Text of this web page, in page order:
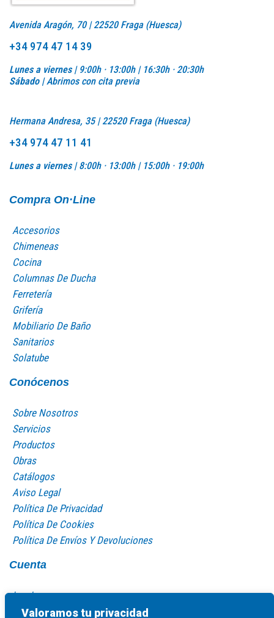
Valoramos tu privacidad
Avenida Aragón, 70 | 22520 Fraga (Huesca)
+34 974 47 14 39
Lunes a viernes | 9:00h · 13:00h | 16:30h · 20:30h
Sábado |Abrimos con cita previa
Hermana Andresa, 35 | 22520 Fraga (Huesca)
+34 974 47 11 41
Lunes a viernes |8:00h · 13:00h | 15:00h · 19:00h
Compra On·Line
Accesorios
Chimeneas
Cocina
Columnas De Ducha
Ferretería
Grifería
Mobiliario De Baño
Sanitarios
Solatube
Conócenos
Sobre Nosotros
Servicios
Productos
Obras
Catálogos
Aviso Legal
Política De Privacidad
Política De Cookies
Política De Envíos Y Devoluciones
Cuenta
Log In
Mi Cuenta